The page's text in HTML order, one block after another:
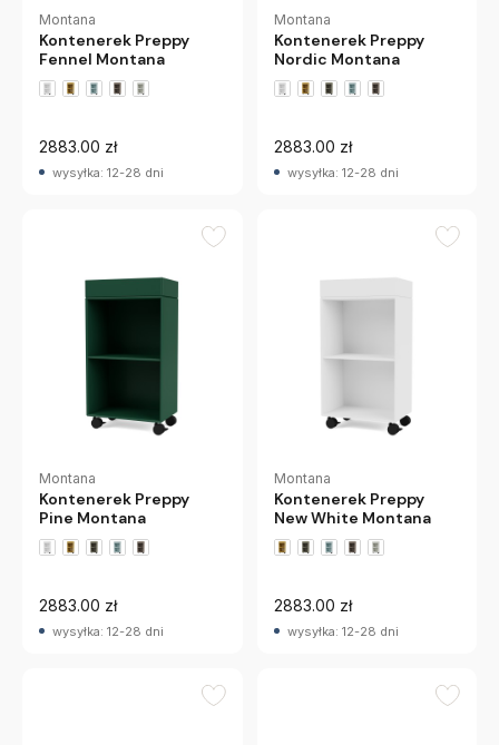
Montana
Kontenerek Preppy
Fennel Montana
2883.00 zł
wysyłka: 12-28 dni
Montana
Kontenerek Preppy
Nordic Montana
2883.00 zł
wysyłka: 12-28 dni
Montana
Kontenerek Preppy
Pine Montana
2883.00 zł
wysyłka: 12-28 dni
Montana
Kontenerek Preppy
New White Montana
2883.00 zł
wysyłka: 12-28 dni